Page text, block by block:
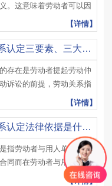
。这意味着劳动者可以因
【详情】
劳动关系认定三要素、三大标准是什么？那些劳动关系不受保护？
存在是劳动者提起劳动仲
诉讼的前提，劳动关系指
【详情】
劳动关系认定法律依据是什么？劳动关于与劳务关系有什么区别？
指劳动者与用人单位依法
同而在劳动者与用人单位
【详情】